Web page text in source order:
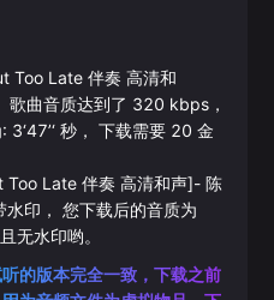
Too Late 伴奏 高清和
歌曲音质达到了 320 kbps，
3‘47’‘秒， 下载需要 20 金
Too Late 伴奏 高清和声]- 陈
印， 您下载后的音质为
无水印哟。
的版本完全一致，下载之前